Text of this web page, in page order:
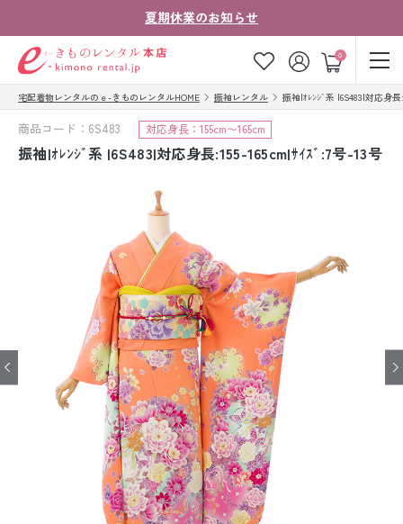
夏期休業のお知らせ
0
ゲスト
お気に入り ログイン カート
ご注文の流れ
法人・グループの
お客様はこちら
着物の種類から探す
七五三レンタル
卒業式袴レンタル
宅配着物レンタルのｅ-きものレンタルHOME 振袖レンタル 振袖|ｵﾚﾝｼﾞ系 |6S483|対応身
商品コード：6S483 対応身長：155cm〜165cm
振袖|ｵﾚﾝｼﾞ系 |6S483|対応身長:155-165cm|ｻｲｽﾞ:7号-13号